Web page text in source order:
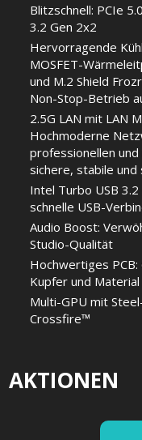
Blitzschnell: PCIe
3.2 Gen 2x2
Hervorragende
MOSFET-
und M.2 Shield
Non-Stop-Betrieb
2.5G LAN mit LAN
Hochmoderne
professionellen
sichere, stabile
Intel Turbo USB
schnelle USB-
Audio Boost:
Studio-Qualität
Hochwertiges
Kupfer und
Multi-GPU mit
Crossfire™
AKTIONEN